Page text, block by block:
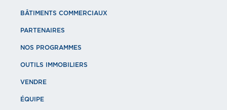
BÂTIMENTS COMMERCIAUX
PARTENAIRES
NOS PROGRAMMES
OUTILS IMMOBILIERS
VENDRE
ÉQUIPE